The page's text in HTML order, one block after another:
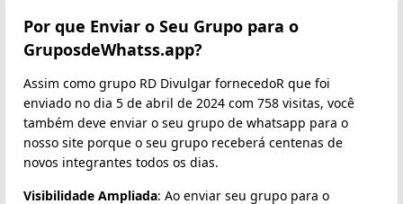
Por que Enviar o Seu Grupo para o
GruposdeWhatss.app?
Assim como grupo RD Divulgar fornecedoR que foi
enviado no dia 5 de abril de 2024 com 758 visitas, você
também deve enviar o seu grupo de whatsapp para o
nosso site porque o seu grupo receberá centenas de
novos integrantes todos os dias.
Visibilidade Ampliada: Ao enviar seu grupo para o